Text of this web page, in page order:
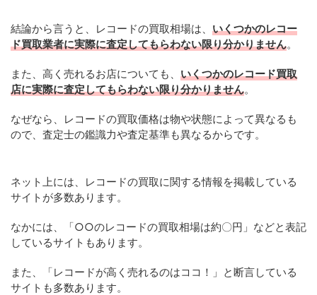
結論から言うと、レコードの買取相場は、 いくつかのレコー
ド買取業者に実際に査定してもらわない限り分かりません。
また、高く売れるお店についても、 いくつかのレコード買取
店に実際に査定してもらわない限り分かりません。
なぜなら、レコードの買取価格は物や状態によって異なるも
ので、査定士の鑑識力や査定基準も異なるからです。
ネット上には、レコードの買取に関する情報を掲載している
サイトが多数あります。
なかには、「○○のレコードの買取相場は約〇円」などと表記
しているサイトもあります。
また、「レコードが高く売れるのはココ！」と断言している
サイトも多数あります。